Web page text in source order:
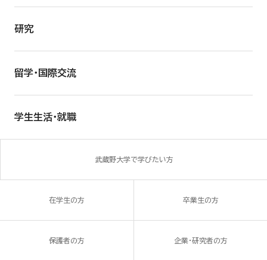
研究
留学・国際交流
学生生活・就職
武蔵野大学で学びたい方
在学生の方 卒業生の方
保護者の方 企業・研究者の方